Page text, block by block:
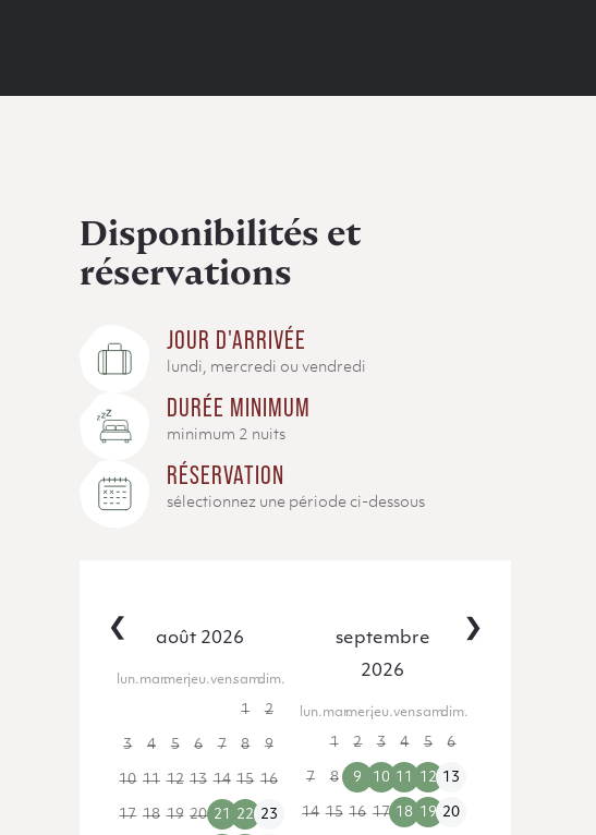
Disponibilités et
réservations
JOUR D'ARRIVÉE
lundi, mercredi ou vendredi
DURÉE MINIMUM
minimum 2 nuits
RÉSERVATION
sélectionnez une période ci-dessous
‹ ›
août 2026
lun.mar.mer.jeu.ven.sam.dim.
1 2
3 4 5 6 7 8 9
10 11 12 13 14 15 16
17 18 19 20 21 22 23
septembre
2026
lun.mar.mer.jeu.ven.sam.dim.
1 2 3 4 5 6
7 8 9 10 11 12 13
14 15 16 17 18 19 20